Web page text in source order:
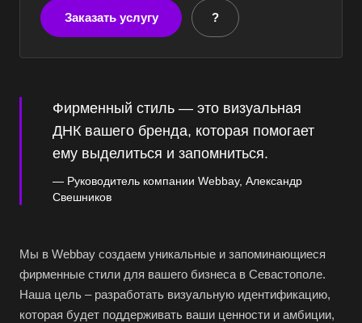
Заказать услугу ?
Фирменный стиль — это визуальная
ДНК вашего бренда, которая помогает
ему выделиться и запомниться.
Руководитель компании Webbay, Александр
Свешников
Мы в Webbay создаем уникальные и запоминающиеся
фирменные стили для вашего бизнеса в Севастополе.
Наша цель – разработать визуальную идентификацию,
которая будет поддерживать ваши ценности и амбиции,